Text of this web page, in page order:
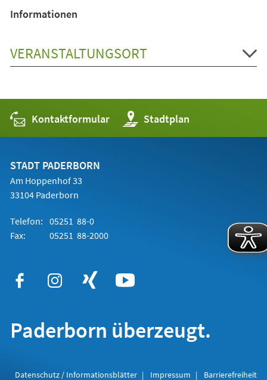
Informationen
VERANSTALTUNGSORT
Kontaktformular Stadtplan
(Öffnet
in
einem
STADT PADERBORN
Am Hoppenhof 33
33104 Paderborn
Telefon: 05251 88-0
Fax:
05251 88-2000
Paderborn überzeugt.
Datenschutz / Informationsblätter Impressum
Barrierefreiheit